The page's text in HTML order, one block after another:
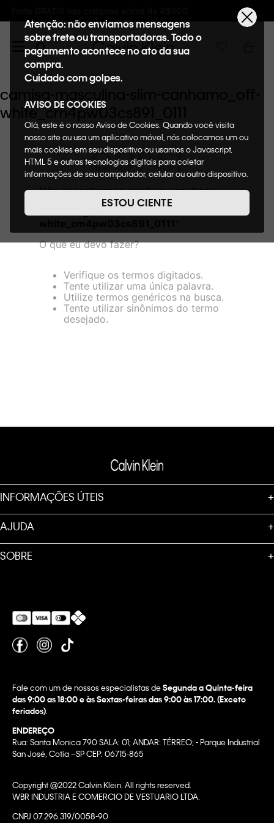
Ganhe 10% de GIFTBACK em
Atenção: não enviamos mensagens
sobre frete ou transportadoras. Todo o
pagamento acontece no ato da sua
compra.
Cuidado com golpes.
AVISO DE COOKIES
Olá, este é o nosso Aviso de Cookies. Quando você visita
nosso site ou usa um aplicativo móvel, nós colocamos um ou
mais cookies em seu dispositivo ou usamos o Javascript,
HTML 5 e outras tecnologias digitais para coletar
informações de seu computador, celular ou outro dispositivo.
de cookies, informaremos quais cookies usaremos e quais
suas funções. A forma como processamos os dados
nosso Aviso de Privacidade. Quando você visita nosso site,
consideraremos isso como sua solicitação específica para
entre outros, a capacidade de comprar um item em nossa
loja virtual. Para maiores informações sobre o nosso aviso de
Cookies acesse o link.
ESTOU CIENTE
camisa-masculina-slim-canhamo_off-
white_cm4pw03cs891_0111
OOPS!
Não encontramos nenhum resultado
camisa-masculina-slim-
canhamo_off-
O que eu devo fazer?
Verifique os termos digitados.
Tente utilizar uma única palavra.
Utilize termos genéricos na busca.
Tente utilizar sinônimos do termo
desejado.
INFORMAÇÕES ÚTEIS +
AJUDA +
SOBRE +
Fale com um de nossos especialistas deSegunda a Quinta-feira
das 9:00 as 18:00 e às Sextas-feiras das 9:00 às 17:00. (Exceto
feriados)
ENDEREÇO
Rua: Santa Monica 790 SALA: 01; ANDAR: TÉRREO; - Parque Industrial
San José, Cotia –SP CEP: 06715-865
Copyright @2022 Calvin Klein. All rights reserved.
WBR INDUSTRIA E COMERCIO DE VESTUARIO LTDA.
CNPJ 07.296.319/0058-90